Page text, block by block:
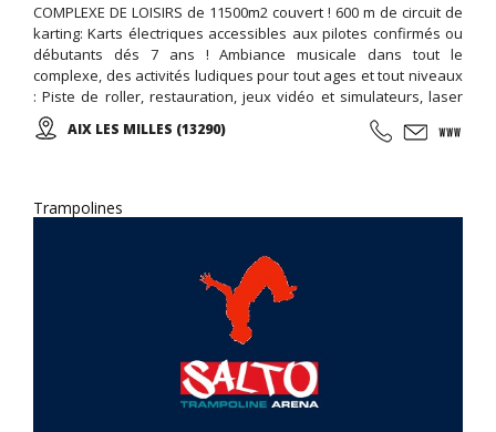
COMPLEXE DE LOISIRS de 11500m2 couvert ! 600 m de circuit de
karting: Karts électriques accessibles aux pilotes confirmés ou
débutants dés 7 ans ! Ambiance musicale dans tout le
complexe, des activités ludiques pour tout ages et tout niveaux
: Piste de roller, restauration, jeux vidéo et simulateurs, laser
game, salle de loisirs enfant, anniversaires, soirées
événementielles, séminaires d'entreprises...
AIX LES MILLES (13290)
Trampolines